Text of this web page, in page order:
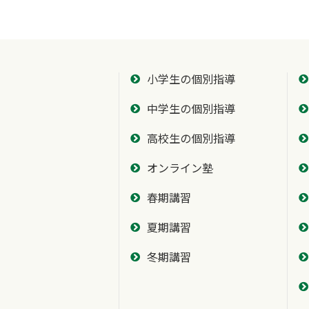
小学生の個別指導
中学生の個別指導
高校生の個別指導
オンライン塾
春期講習
夏期講習
冬期講習